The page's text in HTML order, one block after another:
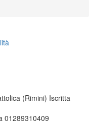
(Rimini) Iscritta
01289310409